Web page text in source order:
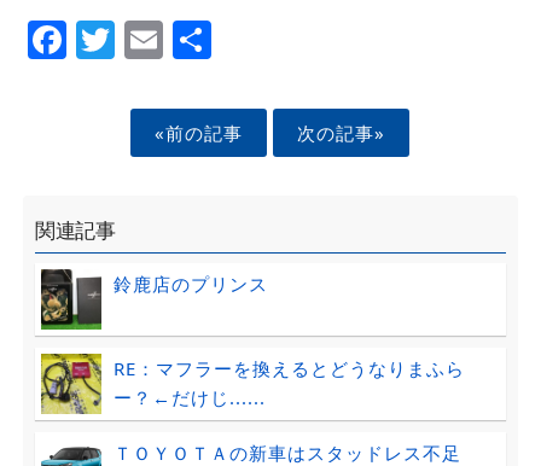
Facebook
Twitter
EmailShare
«前の記事 次の記事»
関連記事
鈴鹿店のプリンス
RE：マフラーを換えるとどうなりまふら
ー？←だけじ......
ＴＯＹＯＴＡの新車はスタッドレス不足